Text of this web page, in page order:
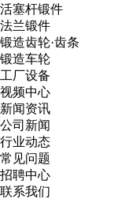
活塞杆锻件
法兰锻件
锻造齿轮·齿条
锻造车轮
工厂设备
视频中心
新闻资讯
公司新闻
行业动态
常见问题
招聘中心
联系我们